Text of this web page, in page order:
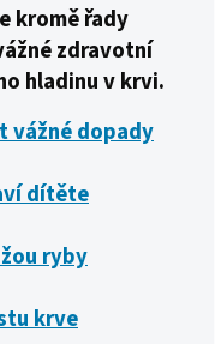
kromě řady
zdravotní
hladinu v krvi.
vážné dopady
dítěte
ryby
krve